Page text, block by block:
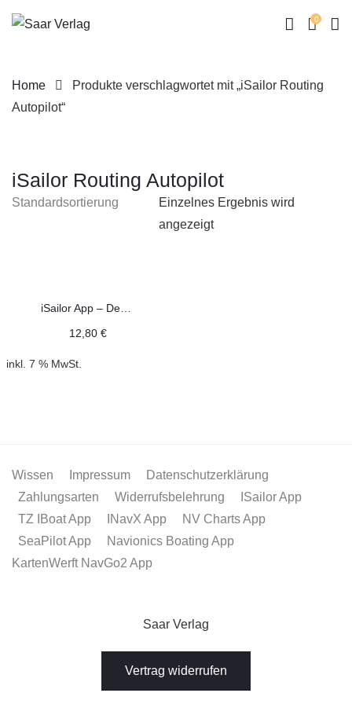
0
Home
Produkte verschlagwortet mit „iSailor Routing
Autopilot“
Skip
to
iSailor Routing Autopilot
Einzelnes Ergebnis wird
angezeigt
12,80 €
inkl. 7 % MwSt.
Wissen Impressum
Datenschutzerklärung
Zahlungsarten
Widerrufsbelehrung
ISailor App
TZ IBoat App
INavX App
NV Charts App
SeaPilot App
Navionics Boating App
KartenWerft NavGo2 App
Saar Verlag
Vertrag widerrufen